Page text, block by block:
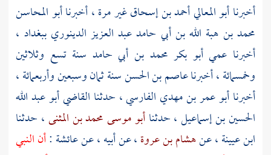
أخبرناأبو المعالي أحمد بن إسحاقغير مرة ، أخبرناأبو المحاسن
محمد بن هبة الله بن أبي حامد عبد العزيز الدينوريببغداد ،
أخبرنا عميأبو بكر محمد بن أبي حامد سنة تسع وثلاثين
وخمسمائة ، أخبرناعاصم بن الحسنسنة ثمان وسبعين وأربعمائة ،
أخبرناأبو عمر بن مهدي الفارسي، حدثنا القاضي أبو عبد الله
الحسين بن إسماعيل، حدثناأبو موسى محمد بن المثنى، حدثنا
ابن عيينة، عنهشام بن عروة، عن أبيه ، عنعائشة :أن النبي